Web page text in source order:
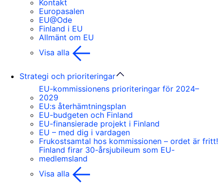
Kontakt
Europasalen
EU@Ode
Finland i EU
Allmänt om EU
Visa alla
Strategi och prioriteringar
EU-kommissionens prioriteringar för 2024–
2029
EU:s återhämtningsplan
EU-budgeten och Finland
EU-finansierade projekt i Finland
EU – med dig i vardagen
Frukostsamtal hos kommissionen – ordet är fritt!
Finland firar 30-årsjubileum som EU-
medlemsland
Visa alla